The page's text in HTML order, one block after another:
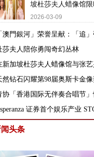
坡杜莎夫人蜡像馆限
2026-03-09
澳門銀河」荣誉呈献：「追
莎夫人陪你勇闯奇幻丛林
新加坡杜莎夫人蜡像馆与张
然钻石闪耀第98届奥斯卡金
协「香港国际无伴奏合唱节
证券首个娱乐产业
头条